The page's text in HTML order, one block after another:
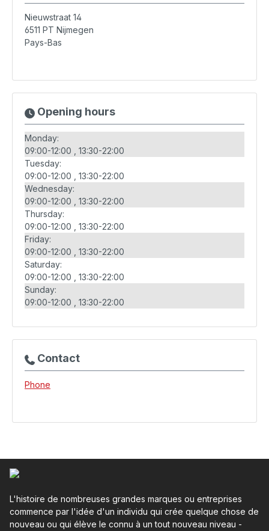
Nieuwstraat 14
6511 PT Nijmegen
Pays-Bas
Opening hours
Monday:
09:00-12:00
13:30-22:00
Tuesday:
09:00-12:00
13:30-22:00
Wednesday:
09:00-12:00
13:30-22:00
Thursday:
09:00-12:00
13:30-22:00
Friday:
09:00-12:00
13:30-22:00
Saturday:
09:00-12:00
13:30-22:00
Sunday:
09:00-12:00
13:30-22:00
Contact
Phone
L'histoire de nombreuses grandes marques ou entreprises
commence par l'idée d'un individu qui crée quelque chose de
nouveau ou qui élève le connu à un tout nouveau niveau -